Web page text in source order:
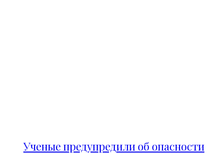
Ученые предупредили об опасности